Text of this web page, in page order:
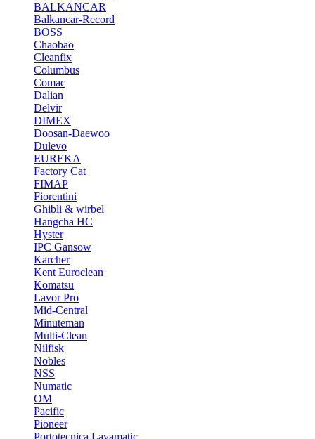
BALKANCAR
Balkancar-Record
BOSS
Chaobao
Cleanfix
Columbus
Comac
Dalian
Delvir
DIMEX
Doosan-Daewoo
Dulevo
EUREKA
Factory Cat
FIMAP
Fiorentini
Ghibli & wirbel
Hangcha HC
Hyster
IPC Gansow
Karcher
Kent Euroclean
Komatsu
Lavor Pro
Mid-Central
Minuteman
Multi-Clean
Nilfisk
Nobles
NSS
Numatic
OM
Pacific
Pioneer
Portotecnica Lavamatic